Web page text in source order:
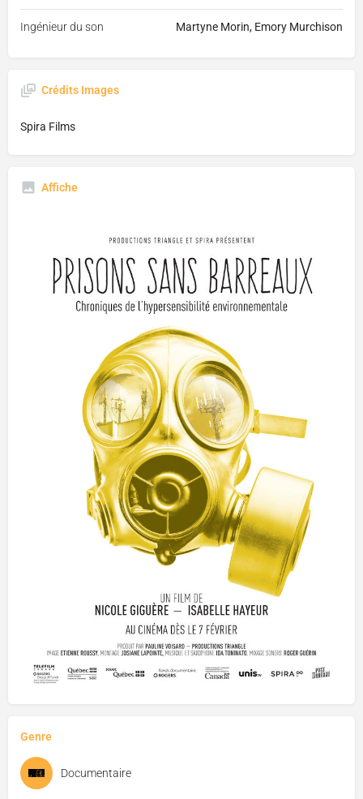
Ingénieur du son Martyne Morin, Emory Murchison
Crédits Images
Spira Films
Affiche
Genre
Documentaire